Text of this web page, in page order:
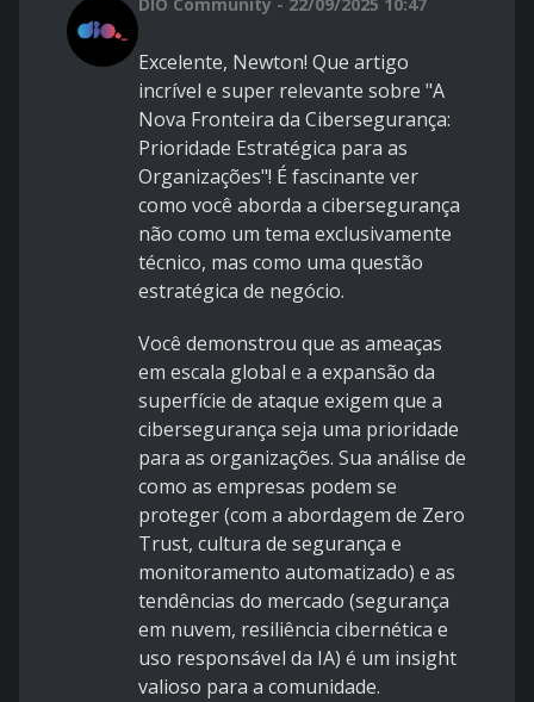
Excelente, Newton! Que artigo
incrível e super relevante sobre "A
Nova Fronteira da Cibersegurança:
Prioridade Estratégica para as
Organizações"! É fascinante ver
como você aborda a cibersegurança
não como um tema exclusivamente
técnico, mas como uma questão
estratégica de negócio.
Você demonstrou que as ameaças
em escala global e a expansão da
superfície de ataque exigem que a
cibersegurança seja uma prioridade
para as organizações. Sua análise de
como as empresas podem se
proteger (com a abordagem de Zero
Trust, cultura de segurança e
monitoramento automatizado) e as
tendências do mercado (segurança
em nuvem, resiliência cibernética e
uso responsável da IA) é um insight
valioso para a comunidade.